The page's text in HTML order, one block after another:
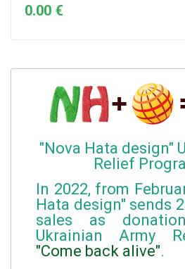
0.00 €
"Nova Hata design"
Relief
In 2022, from
Hata design" sends
sales as
Ukrainian Army
"Come back alive".